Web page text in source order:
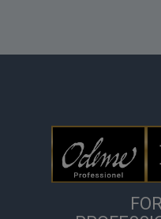
FOR